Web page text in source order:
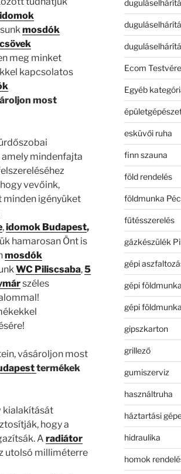
idomok
mosdók
meg minket
kapcsolatos
most
mindenfajta
vevőink,
minden igényüket
,idomok Budapest,
hamarosan Önt is
mosdók
WC Piliscsaba,5
széles
vásároljon most
termékek
kialakítását
hogy a
A radiátor
utolsó milliméterre
Ecom
Egyéb
esküvői ruha
finn szauna
föld rendelés
földmunka
fűtésszerelés
gázkészülék
gépi
gépi földmunka
gépi
gipszkarton
grillező
gumiszerviz
használtruha
háztartási
hidraulika
homok